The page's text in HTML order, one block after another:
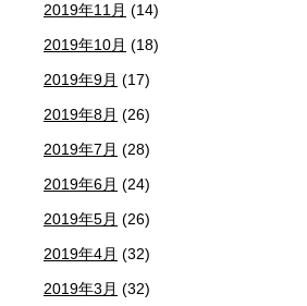
2019年11月 (14)
2019年10月 (18)
2019年9月 (17)
2019年8月 (26)
2019年7月 (28)
2019年6月 (24)
2019年5月 (26)
2019年4月 (32)
2019年3月 (32)